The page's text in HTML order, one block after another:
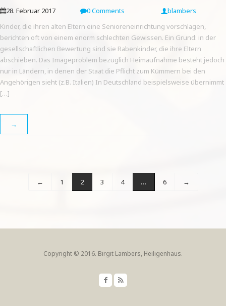
28. Februar 2017 0 Comments
blambers
Kinder, die ihren alten Eltern eine Senioreneinrichtung vorschlagen,
berichten oft von einem enorm schlechten Gewissen. Ein Grund: in der
gesellschaftlichen Bewertung sind sie Rabenkinder, die ihre Eltern
abschieben. Das Imageproblem bezüglich Heimaufnahme besteht jedoch
nur in Ländern, in denen der Staat die Pflicht zum Kümmern bei den
Angehörigen sieht (z.B. Italien) In Deutschland beispielsweise übernimmt
[…]
→
← 1 2 3 4 … 6 →
Copyright © 2016. Birgit Lambers, Heiligenhaus.